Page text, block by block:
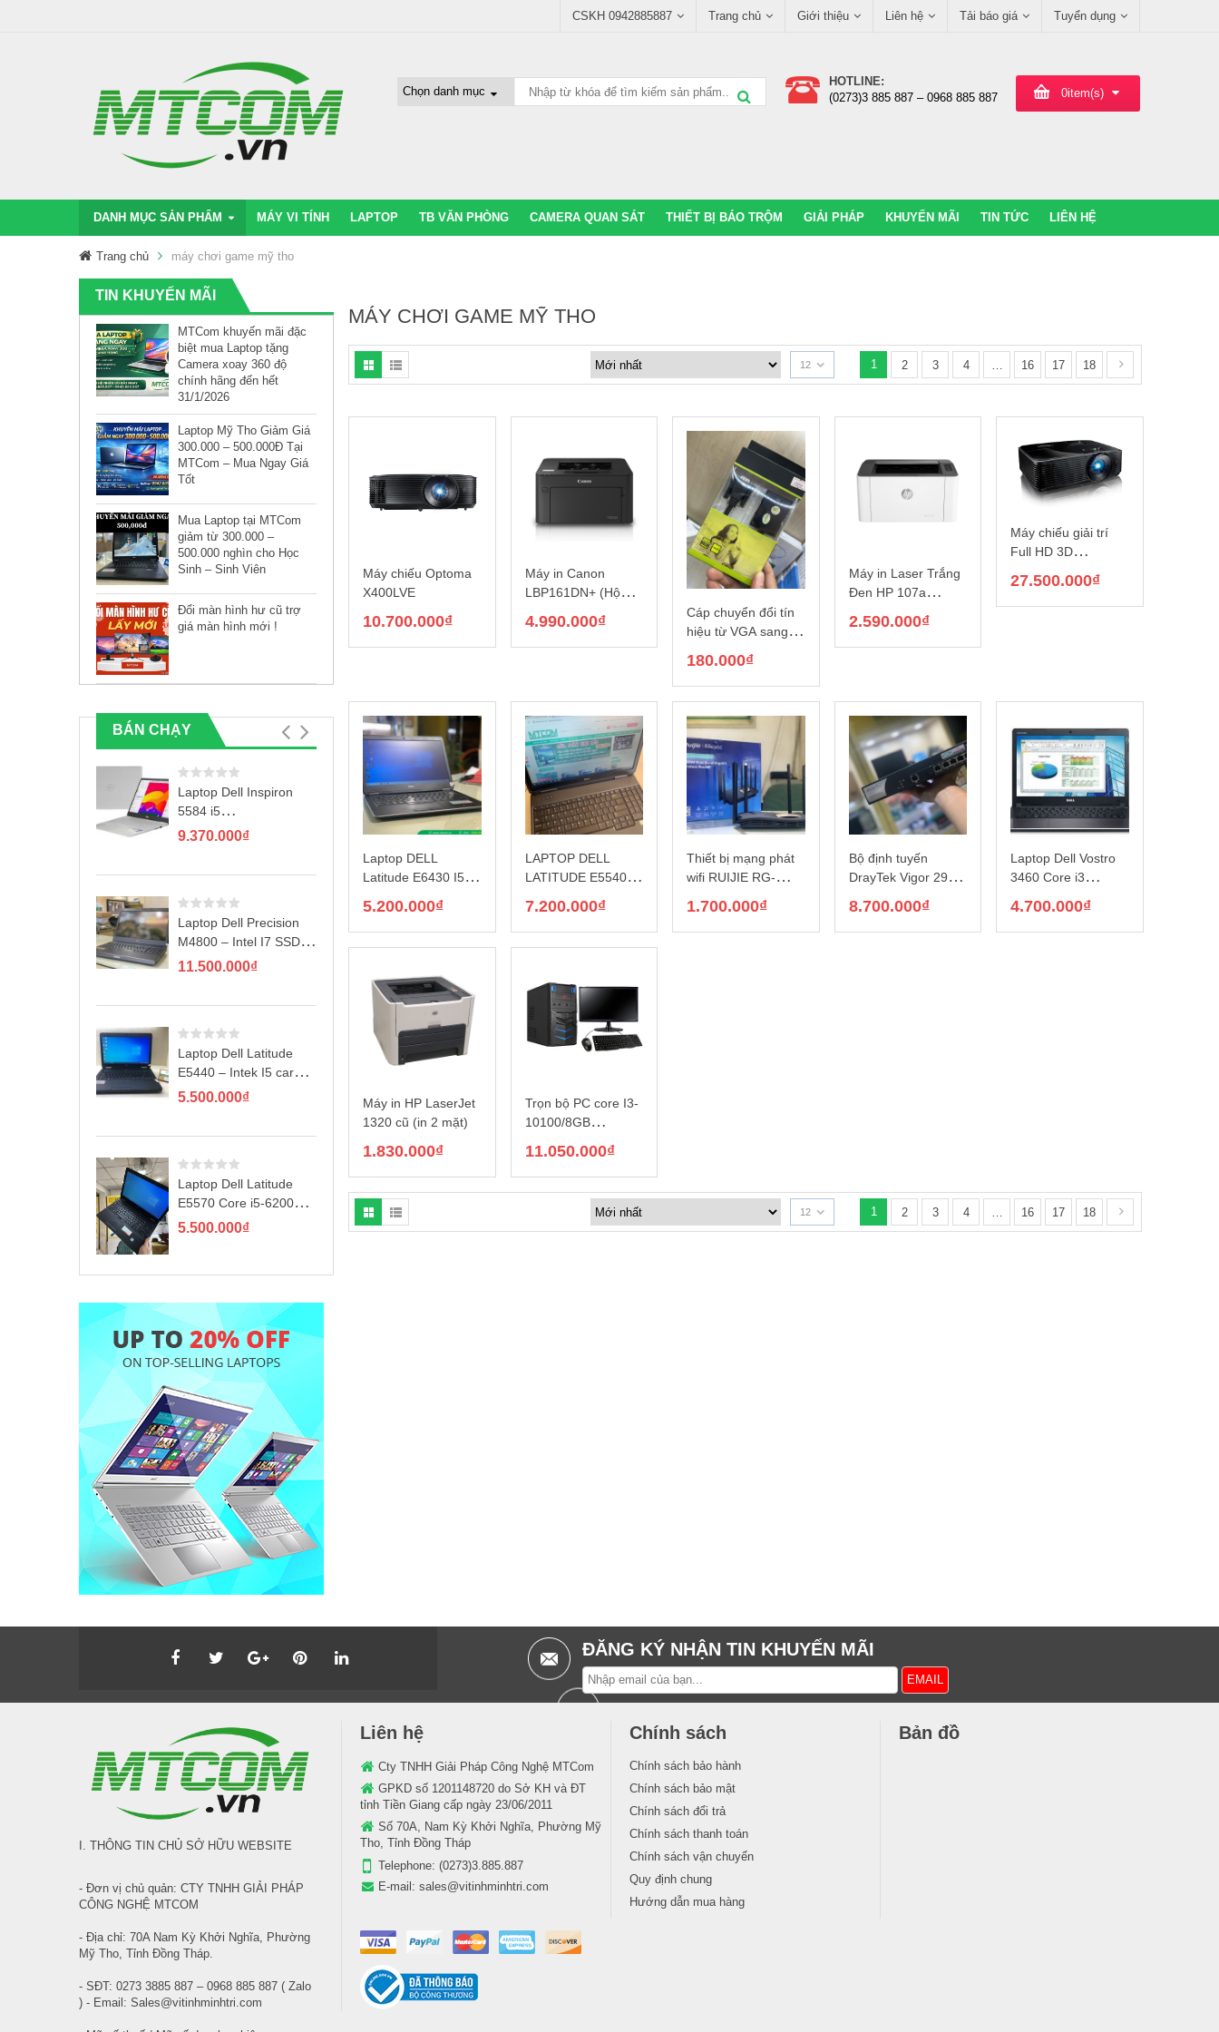
CSKH 0942885887 Trang chủ Giới thiệu Liên hệ Tải báo giá Tuyển dụng
0item(s)
HOTLINE:
(0273)3 885 887 – 0968 885 887
DANH MỤC SẢN PHẨM MÁY VI TÍNH LAPTOP TB VĂN PHÒNG CAMERA QUAN SÁT THIẾT BỊ BÁO TRỘM GIẢI PHÁP KHUYẾN MÃI TIN TỨC LIÊN HỆ
Trang chủ máy chơi game mỹ tho
TIN KHUYẾN MÃI
MTCom khuyến mãi đặc
biệt mua Laptop tặng
Camera xoay 360 độ
chính hãng đến hết
31/1/2026
Laptop Mỹ Tho Giảm Giá
300.000 – 500.000Đ Tại
MTCom – Mua Ngay Giá
Tốt
Mua Laptop tại MTCom
giảm từ 300.000 –
500.000 nghìn cho Học
Sinh – Sinh Viên
Đổi màn hình hư cũ trợ
giá màn hình mới !
BÁN CHẠY
Laptop Dell Inspiron
5584 i5
8265U/4GB/1TB/2GB
9.370.000₫
Laptop Dell Precision
M4800 – Intel I7 SSD
256GB
11.500.000₫
Laptop Dell Latitude
E5440 – Intek I5 card
rời GT720M
5.500.000₫
Laptop Dell Latitude
E5570 Core i5-6200u,
RAM 8G, SSD 256G,
5.500.000₫
MÁY CHƠI GAME MỸ THO
12 1 2 3 4 … 16 17 18
Máy chiếu Optoma
X400LVE
10.700.000₫
Máy in Canon
LBP161DN+ (Hộp
4.990.000₫
Cáp chuyển đổi tín
hiệu từ VGA sang
180.000₫
Máy in Laser Trắng
Đen HP 107a
2.590.000₫
Máy chiếu giải trí
Full HD 3D
27.500.000₫
Laptop DELL
Latitude E6430 I5-
120GB SSD
5.200.000₫
LAPTOP DELL
LATITUDE E5540/I5
5.6″
7.200.000₫
Thiết bị mạng phát
wifi RUIJIE RG-
cho gia đình)
1.700.000₫
Bộ định tuyến
DrayTek Vigor 2962
8.700.000₫
Laptop Dell Vostro
3460 Core i3
SSD 120GB, 14 inch
4.700.000₫
Máy in HP LaserJet
1320 cũ (in 2 mặt)
1.830.000₫
Trọn bộ PC core I3-
10100/8GB
SSD/21.5″
11.050.000₫
12 1 2 3 4 … 16 17 18
ĐĂNG KÝ NHẬN TIN KHUYẾN MÃI
I. THÔNG TIN CHỦ SỞ HỮU WEBSITE
- Đơn vị chủ quản: CTY TNHH GIẢI PHÁP
CÔNG NGHỆ MTCOM
- Địa chỉ: 70A Nam Kỳ Khởi Nghĩa, Phường
Mỹ Tho, Tỉnh Đồng Tháp.
- SĐT: 0273 3885 887 – 0968 885 887 ( Zalo
) - Email: Sales@vitinhminhtri.com
Liên hệ
Cty TNHH Giải Pháp Công Nghệ MTCom
GPKD số 1201148720 do Sở KH và ĐT
tỉnh Tiền Giang cấp ngày 23/06/2011
Số 70A, Nam Kỳ Khởi Nghĩa, Phường Mỹ
Tho, Tỉnh Đồng Tháp
Telephone: (0273)3.885.887
E-mail: sales@vitinhminhtri.com
Chính sách
Chính sách bảo hành
Chính sách bảo mật
Chính sách đổi trả
Chính sách thanh toán
Chính sách vận chuyển
Quy định chung
Hướng dẫn mua hàng
Bản đồ